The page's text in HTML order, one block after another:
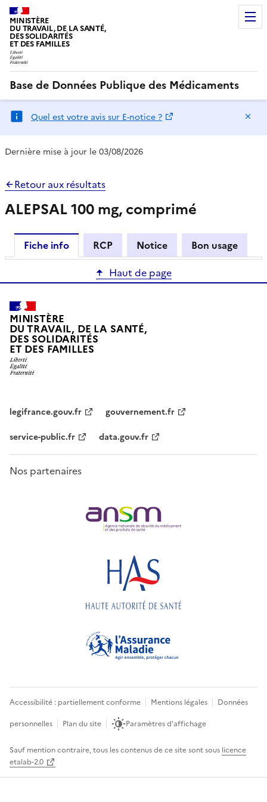
MINISTÈRE
DU TRAVAIL, DE LA SANTÉ,
DES SOLIDARITÉS
ET DES FAMILLES
Base de Données Publique des Médicaments
Quel est votre avis sur E-notice ?
Dernière mise à jour le 03/08/2026
Retour aux résultats
ALEPSAL 100 mg, comprimé
Fiche info RCP Notice
Bon usage
Haut de page
MINISTÈRE
DU TRAVAIL, DE LA SANTÉ,
DES SOLIDARITÉS
ET DES FAMILLES
legifrance.gouv.fr
gouvernement.fr
service-public.fr
data.gouv.fr
Nos partenaires
Accessibilité : partiellement conforme Mentions légales
Données
personnelles
Plan du site Paramètres d'affichage
Sauf mention contraire, tous les contenus de ce site sont sous licence
etalab-2.0